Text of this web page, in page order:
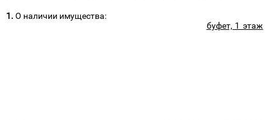
1. О наличии имущества:
буфет, 1 этаж